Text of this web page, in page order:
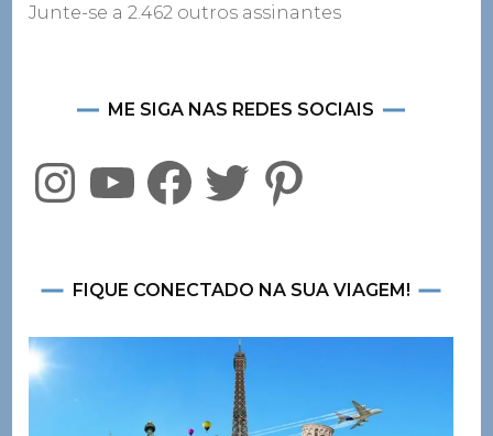
Junte-se a 2.462 outros assinantes
ME SIGA NAS REDES SOCIAIS
InstagramYouTubeFacebookTwitter Pinterest
FIQUE CONECTADO NA SUA VIAGEM!